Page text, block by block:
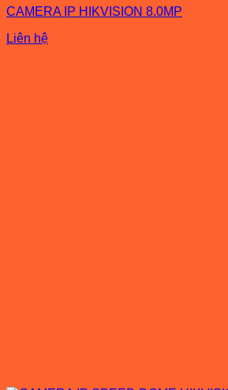
CAMERA IP HIKVISION 8.0MP
Liên hệ